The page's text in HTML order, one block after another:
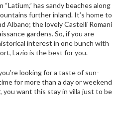
has sandy beaches along
further inland. It’s home to
Albano; the lovely Castelli Romani
gardens. So, if you are
interest in one bunch with
Lazio is the best for you.
looking for a taste of sun-
for more than a day or weekend
you want this stay in villa just to be